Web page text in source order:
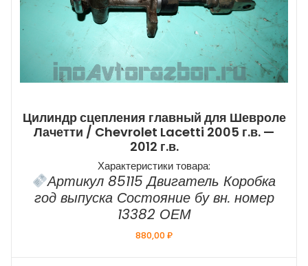
Цилиндр сцепления главный для Шевроле
Лачетти / Chevrolet Lacetti 2005 г.в. —
2012 г.в.
Характеристики товара:
Артикул 85115 Двигатель Коробка
год выпуска Состояние бу вн. номер
13382 ОЕМ
880,00₽